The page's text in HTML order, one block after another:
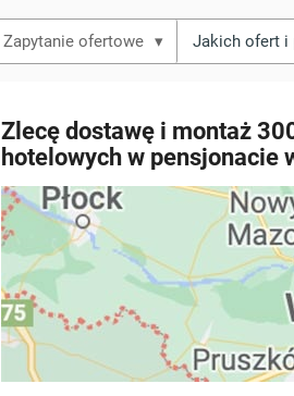
▾
Zlecę dostawę i montaż
hotelowych w pensjonacie